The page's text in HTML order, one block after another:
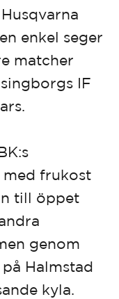
enkel seger
matcher
IF
med frukost
till öppet
genom
Halmstad
kyla.